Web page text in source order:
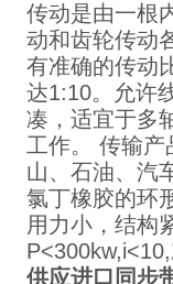
传动是由一根
动和齿轮传动
有准确的传动
达1:10。允许
凑，适宜于多
工作。 传输
山、石油、汽
氯丁橡胶的环
用力小，结构
供应进口同步